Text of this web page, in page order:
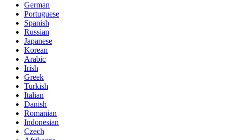
German
Portuguese
Spanish
Russian
Japanese
Korean
Arabic
Irish
Greek
Turkish
Italian
Danish
Romanian
Indonesian
Czech